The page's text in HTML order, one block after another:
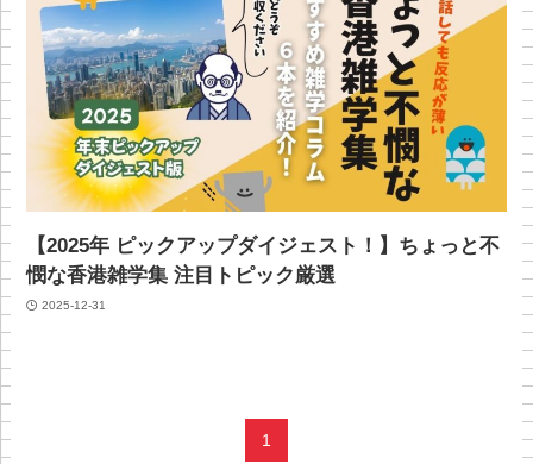
【2025年 ピックアップダイジェスト！】ちょっと不
憫な香港雑学集 注目トピック厳選
2025-12-31
1